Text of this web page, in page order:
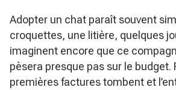
Adopter un chat paraît souvent
croquettes, une litière, quelques
imaginent encore que ce
pèsera presque pas sur le budget.
premières factures tombent et